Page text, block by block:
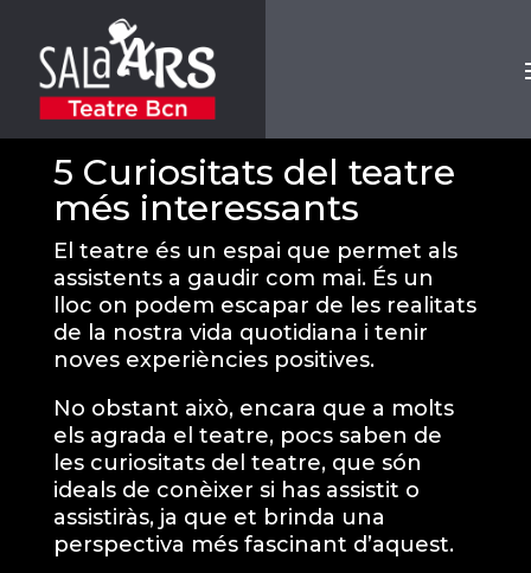
5 Curiositats del teatre
més interessants
El teatre és un espai que permet als
assistents a gaudir com mai. És un
lloc on podem escapar de les realitats
de la nostra vida quotidiana i tenir
noves experiències positives.
No obstant això, encara que a molts
els agrada el teatre, pocs saben de
les curiositats del teatre, que són
ideals de conèixer si has assistit o
assistiràs, ja que et brinda una
perspectiva més fascinant d’aquest.